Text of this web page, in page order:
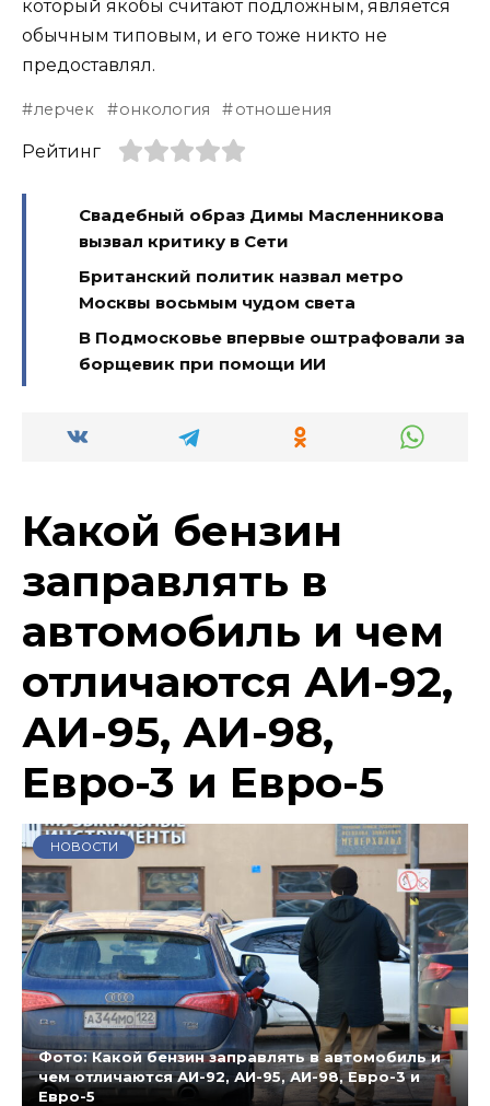
который якобы считают подложным, является
обычным типовым, и его тоже никто не
предоставлял.
лерчек онкология отношения
Рейтинг
Свадебный образ Димы Масленникова
вызвал критику в Сети
Британский политик назвал метро
Москвы восьмым чудом света
В Подмосковье впервые оштрафовали за
борщевик при помощи ИИ
Какой бензин
заправлять в
автомобиль и чем
отличаются АИ-92,
АИ-95, АИ-98,
Евро-3 и Евро-5
НОВОСТИ
Фото: Какой бензин заправлять в автомобиль и
чем отличаются АИ-92, АИ-95, АИ-98, Евро-3 и
Евро-5